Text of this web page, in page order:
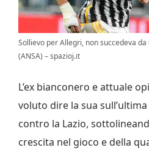
Sollievo per Allegri, non succedeva
(ANSA) – spazioj.it
L’ex bianconero e attuale
voluto dire la sua
contro la Lazio,
crescita nel gioco e della